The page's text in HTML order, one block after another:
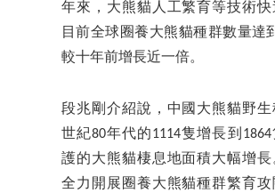
年來，大熊貓人工繁育等技術快
目前全球圈養大熊貓種群數量達
較十年前增長近一倍。
段兆剛介紹說，中國大熊貓野生
世紀80年代的1114隻增長到
護的大熊貓棲息地面積大幅增長
全力開展圈養大熊貓種群繁育攻